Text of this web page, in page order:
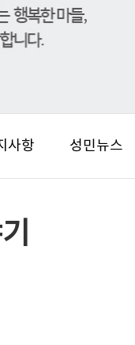
사항 성민뉴스